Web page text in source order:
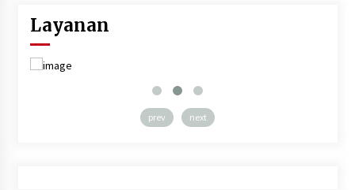
Layanan
prev next